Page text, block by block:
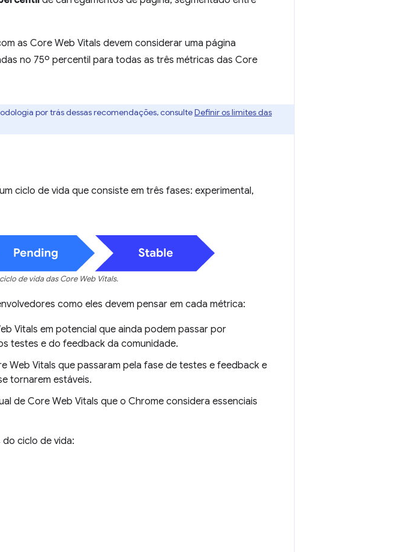
as Core Web Vitals devem considerar uma página
no 75º percentil para todas as três métricas das Core
por trás dessas recomendações, consulteDefinir os limites das
ciclo de vida que consiste em três fases: experimental,
de vida das Core Web Vitals.
como eles devem pensar em cada métrica:
Vitals em potencial que ainda podem passar por
testes e do feedback da comunidade.
Web Vitals que passaram pela fase de testes e feedback e
tornarem estáveis.
de Core Web Vitals que o Chrome considera essenciais
ciclo de vida: